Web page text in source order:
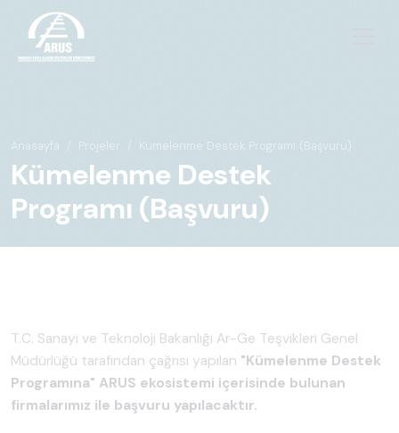
Anasayfa Projeler Kümelenme Destek Programı (Başvuru)
Kümelenme Destek
Programı (Başvuru)
T.C. Sanayi ve Teknoloji Bakanlığı Ar-Ge Teşvikleri Genel
Müdürlüğü tarafından çağrısı yapılan "Kümelenme Destek
Programına" ARUS ekosistemi içerisinde bulunan
firmalarımız ile başvuru yapılacaktır.